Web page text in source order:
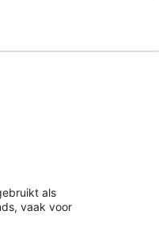
als
vaak voor